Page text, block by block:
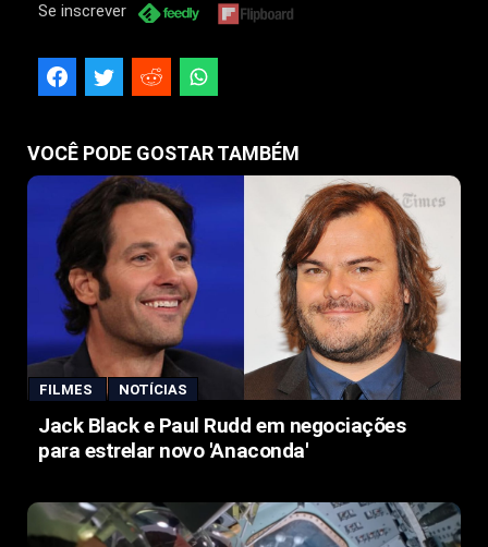
Se inscrever
VOCÊ PODE GOSTAR TAMBÉM
FILMES NOTÍCIAS
Jack Black e Paul Rudd em negociações
para estrelar novo 'Anaconda'